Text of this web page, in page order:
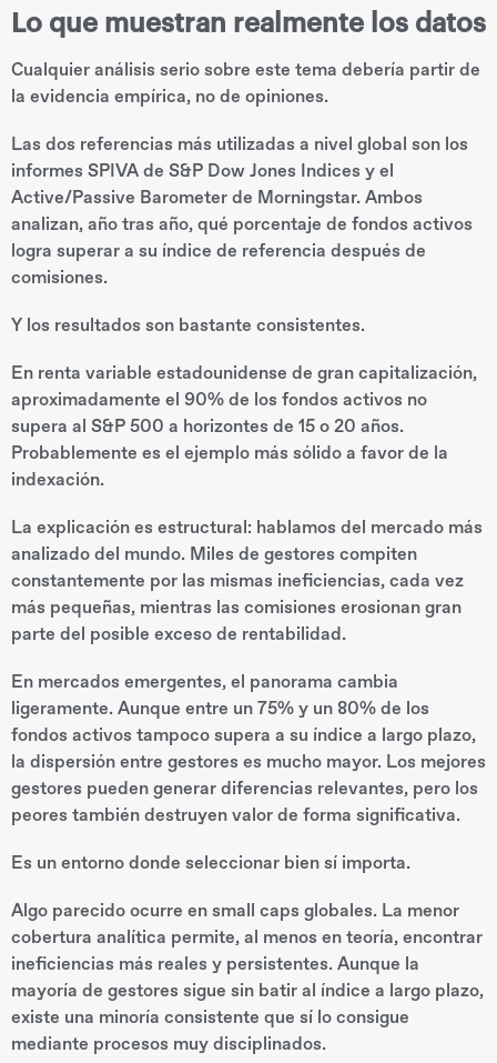
Lo que muestran realmente los datos
Cualquier análisis serio sobre este tema debería partir de
la evidencia empírica, no de opiniones.
Las dos referencias más utilizadas a nivel global son los
informes SPIVA de S&P Dow Jones Indices y el
Active/Passive Barometer de Morningstar. Ambos
analizan, año tras año, qué porcentaje de fondos activos
logra superar a su índice de referencia después de
comisiones.
Y los resultados son bastante consistentes.
En renta variable estadounidense de gran capitalización,
aproximadamente el 90% de los fondos activos no
supera al S&P 500 a horizontes de 15 o 20 años.
Probablemente es el ejemplo más sólido a favor de la
indexación.
La explicación es estructural: hablamos del mercado más
analizado del mundo. Miles de gestores compiten
constantemente por las mismas ineficiencias, cada vez
más pequeñas, mientras las comisiones erosionan gran
parte del posible exceso de rentabilidad.
En mercados emergentes, el panorama cambia
ligeramente. Aunque entre un 75% y un 80% de los
fondos activos tampoco supera a su índice a largo plazo,
la dispersión entre gestores es mucho mayor. Los mejores
gestores pueden generar diferencias relevantes, pero los
peores también destruyen valor de forma significativa.
Es un entorno donde seleccionar bien sí importa.
Algo parecido ocurre en small caps globales. La menor
cobertura analítica permite, al menos en teoría, encontrar
ineficiencias más reales y persistentes. Aunque la
mayoría de gestores sigue sin batir al índice a largo plazo,
existe una minoría consistente que sí lo consigue
mediante procesos muy disciplinados.